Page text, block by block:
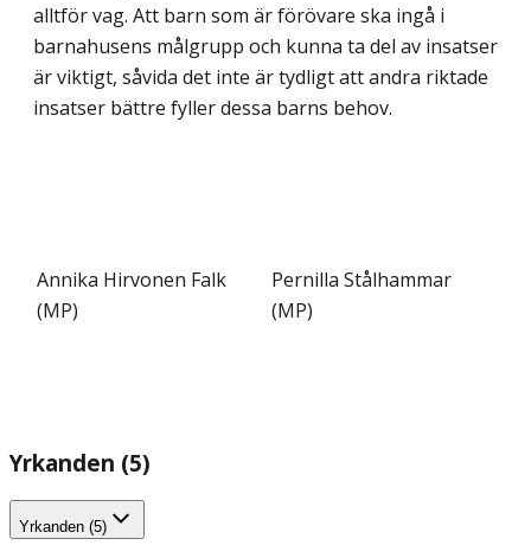
alltför vag. Att barn som är förövare ska ingå i
barnahusens målgrupp och kunna ta del av insatser
är viktigt, såvida det inte är tydligt att andra riktade
insatser bättre fyller dessa barns behov.
Annika Hirvonen Falk
(MP)
Pernilla Stålhammar
(MP)
Yrkanden (5)
Yrkanden (5)